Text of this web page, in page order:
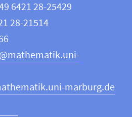
6421 28-25429
28-21514
marburg.de